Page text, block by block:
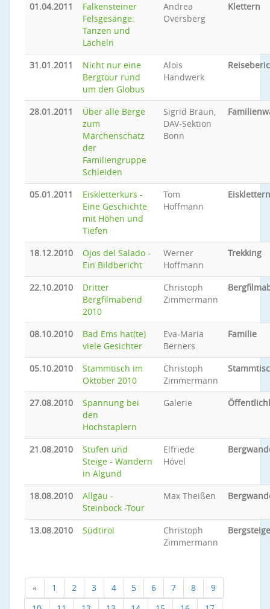
01.04.2011
Falkensteiner
Felsgesänge:
Tanzen und
Lächeln
Andrea
Oversberg
Klettern
31.01.2011
Nicht nur eine
Bergtour rund
um den Globus
Alois
Handwerk
28.01.2011
Über alle Berge
zum
Märchenschatz
der
Familiengruppe
Schleiden
Sigrid Braun,
DAV-Sektion
Bonn
05.01.2011
Eiskletterkurs -
Eine Geschichte
mit Höhen und
Tiefen
Tom
Hoffmann
Eisklettern
18.12.2010
Ojos del Salado -
Ein Bildbericht
Werner
Hoffmann
Trekking
22.10.2010
Dritter
Bergfilmabend
2010
Christoph
Zimmermann
08.10.2010
Bad Ems hat(te)
viele Gesichter
Eva-Maria
Berners
Familie
05.10.2010
Stammtisch im
Oktober 2010
Christoph
Zimmermann
27.08.2010
Spannung bei
den
Hochstaplern
Galerie
21.08.2010
Stufen und
Steige - Wandern
in Algund
Elfriede
Hövel
18.08.2010
Allgäu -
Steinbock -Tour
Max Theißen
13.08.2010 Südtirol
Christoph
Zimmermann
« 1 2 3 4 5 6 7 8
9